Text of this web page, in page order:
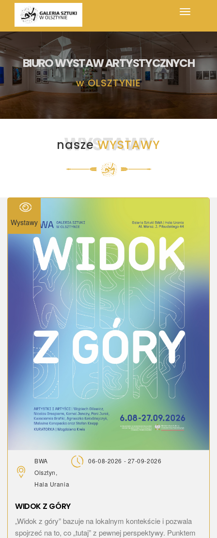
BIURO WYSTAW ARTYSTYCZNYCH
w OLSZTYNIE
WYSTAWY
naszeWYSTAWY
Wystawy
BWA
Olsztyn,
Hala Urania
06-08-2026 - 27-09-2026
WIDOK Z GÓRY
„Widok z góry” bazuje na lokalnym kontekście i pozwala
spojrzeć na to, co „tutaj” z pewnej perspektywy. Punktem